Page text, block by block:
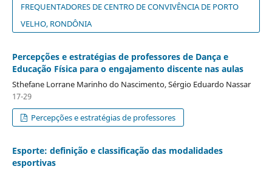
FREQUENTADORES DE CENTRO DE CONVIVÊNCIA DE PORTO
VELHO, RONDÔNIA
Percepções e estratégias de professores de Dança e
Educação Física para o engajamento discente nas aulas
Sthefane Lorrane Marinho do Nascimento, Sérgio Eduardo Nassar
17-29
Percepções e estratégias de professores
Esporte: definição e classificação das modalidades
esportivas